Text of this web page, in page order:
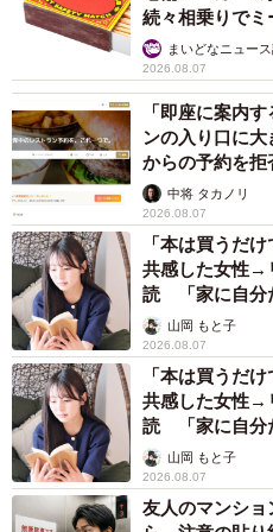
「人生こそがバ
を報告した菊
校へ入学するこ
まいどなトピック
2026.08.06
京都駅をぶら
ン」のポーズ
なぜ？ 近づい
未熟」中将 タカノリ
2026.08.06
「明日ひま？」
ジ 用件次第で
は？【漫画】
海川 まこと
2026.08.06
飼い主が食べて
た犬さん、爆裂
フスフス」「反
椎名 碧
2026.08.06